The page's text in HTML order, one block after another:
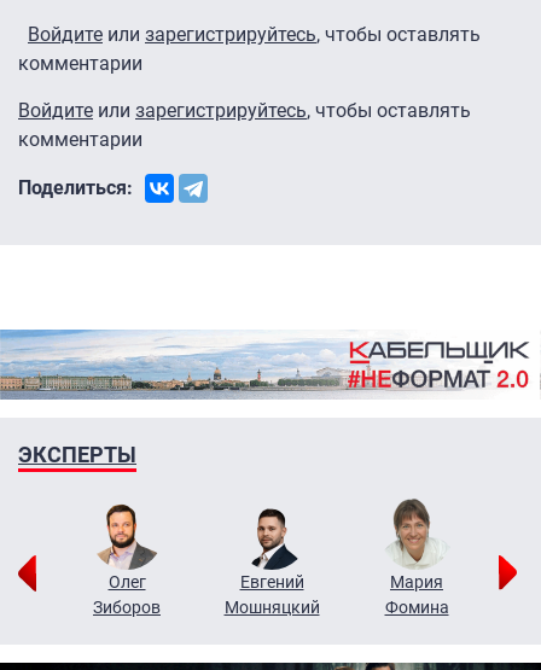
Войдите или зарегистрируйтесь, чтобы оставлять
комментарии
Войдите или зарегистрируйтесь, чтобы оставлять
комментарии
Поделиться:
ЭКСПЕРТЫ
Олег
Зиборов
Евгений
Мошняцкий
Мария
Фомина